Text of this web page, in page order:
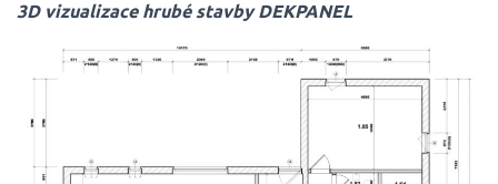
3D vizualizace hrubé stavby DEKPANEL